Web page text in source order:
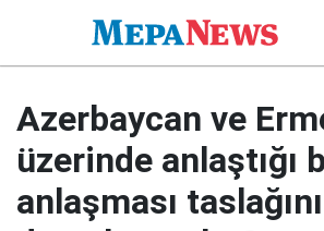
Azerbaycan ve
üzerinde anlaştığı
anlaşması